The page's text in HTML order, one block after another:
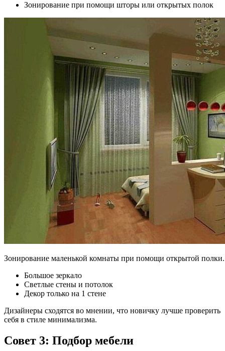
Зонирование при помощи шторы или открытых полок
Зонирование маленькой комнаты при помощи открытой
Большое зеркало
Светлые стены и потолок
Декор только на 1 стене
Дизайнеры сходятся во мнении, что новичку лучше проверить
себя в стиле минимализма.
Совет 3: Подбор мебели